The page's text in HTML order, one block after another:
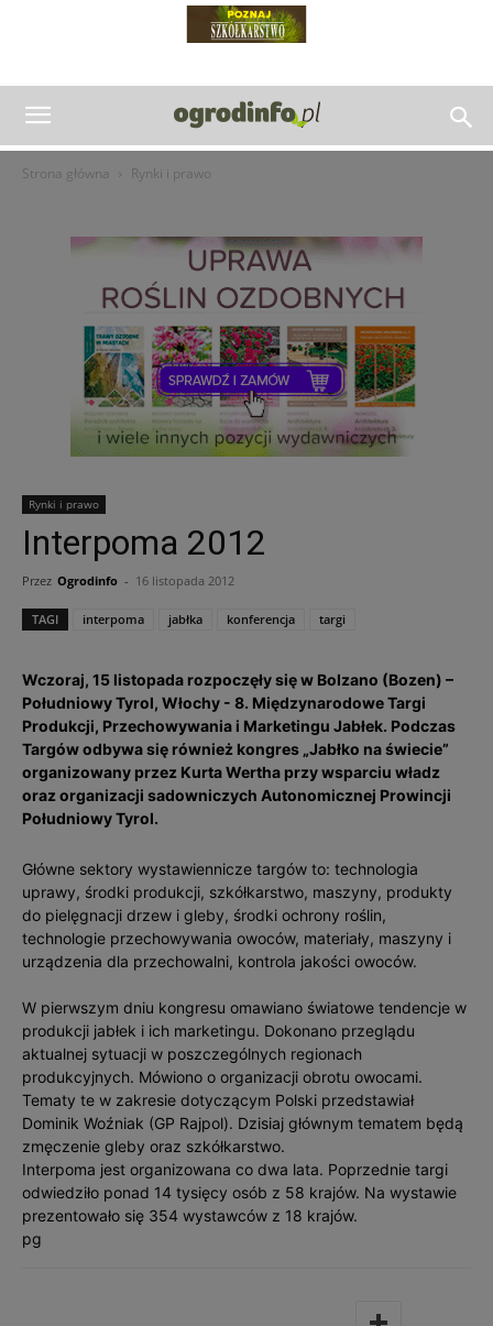
Strona główna Rynki i prawo
Rynki i prawo
Interpoma 2012
Przez Ogrodinfo - 16 listopada 2012
TAGI interpoma jabłka konferencja targi
Wczoraj, 15 listopada rozpoczęły się w Bolzano (Bozen) –
Południowy Tyrol, Włochy - 8. Międzynarodowe Targi
Produkcji, Przechowywania i Marketingu Jabłek. Podczas
Targów odbywa się również kongres „Jabłko na świecie”
organizowany przez Kurta Wertha przy wsparciu władz
oraz organizacji sadowniczych Autonomicznej Prowincji
Południowy Tyrol.
Główne sektory wystawiennicze targów to: technologia
uprawy, środki produkcji, szkółkarstwo, maszyny, produkty
do pielęgnacji drzew i gleby, środki ochrony roślin,
technologie przechowywania owoców, materiały, maszyny i
urządzenia dla przechowalni, kontrola jakości owoców.
W pierwszym dniu kongresu omawiano światowe tendencje w
produkcji jabłek i ich marketingu. Dokonano przeglądu
aktualnej sytuacji w poszczególnych regionach
produkcyjnych. Mówiono o organizacji obrotu owocami.
Tematy te w zakresie dotyczącym Polski przedstawiał
Dominik Woźniak (GP Rajpol). Dzisiaj głównym tematem będą
zmęczenie gleby oraz szkółkarstwo.
Interpoma jest organizowana co dwa lata. Poprzednie targi
odwiedziło ponad 14 tysięcy osób z 58 krajów. Na wystawie
prezentowało się 354 wystawców z 18 krajów.
pg